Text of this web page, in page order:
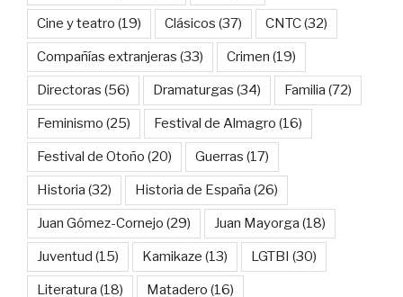
Cine y teatro (19) Clásicos (37) CNTC(32)
Compañías extranjeras (33) Crimen (19)
Directoras (56) Dramaturgas (34) Familia (72)
Feminismo (25) Festival de Almagro (16)
Festival de Otoño (20) Guerras (17)
Historia (32) Historia de España (26)
Juan Gómez-Cornejo (29) Juan Mayorga (18)
Juventud (15) Kamikaze (13) LGTBI (30)
Literatura (18) Matadero (16)